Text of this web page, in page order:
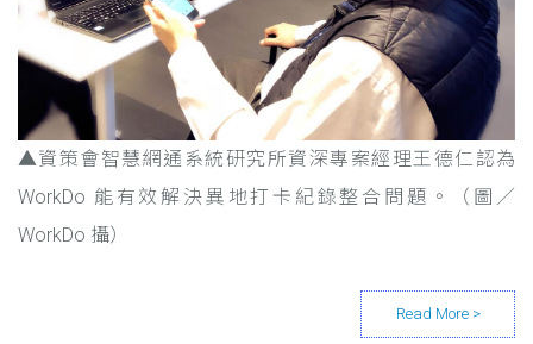
▲資策會智慧網通系統研究所資深專案經理王德仁認為
WorkDo 能有效解決異地打卡紀錄整合問題。（圖／
WorkDo 攝）